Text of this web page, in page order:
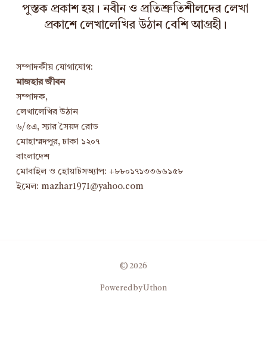
পুস্তক প্রকাশ হয়। নবীন ও প্রতিশ্রুতিশীলদের লেখা
প্রকাশে লেখালেখির উঠান বেশি আগ্রহী।
সম্পাদকীয় যোগাযোগ:
মাজহার জীবন
সম্পাদক,
লেখালেখির উঠান
৬/৫এ, স্যার সৈয়দ রোড
মোহাম্মদপুর, ঢাকা ১২০৭
বাংলাদেশ
মোবাইল ও হোয়াটসঅ্যাপ: +৮৮০১৭১৩৩৬৬১৫৮
ইমেল: mazhar1971@yahoo.com
© 2026
Powered by Uthon